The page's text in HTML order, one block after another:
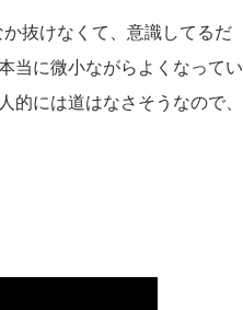
抜けなくて、意識してるだ
当に微小ながらよくなってい
には道はなさそうなので、